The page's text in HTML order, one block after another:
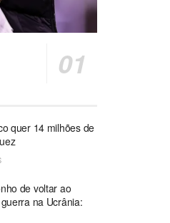
quer 14 milhões de
de voltar ao
na Ucrânia: